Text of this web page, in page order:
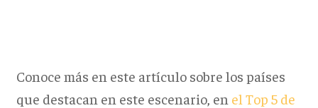
Conoce más en este artículo sobre los países
que destacan en este escenario, en el Top 5 de